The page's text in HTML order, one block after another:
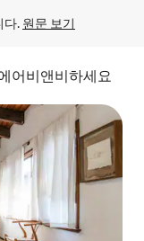
다. 원문 보기
어비앤비하세요